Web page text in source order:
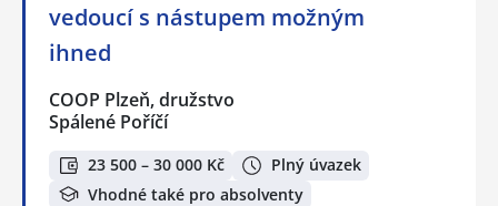
vedoucí s nástupem možným
ihned
COOP Plzeň, družstvo
Spálené Poříčí
23 500 – 30 000 Kč
Plný úvazek
Vhodné také pro absolventy